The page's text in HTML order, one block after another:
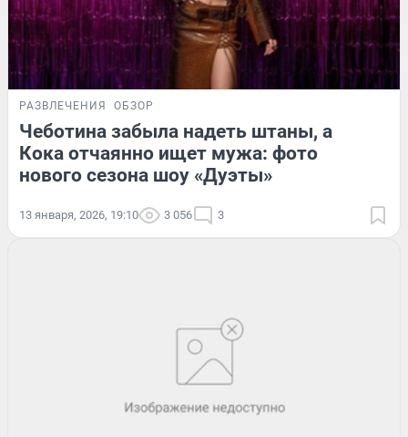
РАЗВЛЕЧЕНИЯ ОБЗОР
Чеботина забыла надеть штаны, а
Кока отчаянно ищет мужа: фото
нового сезона шоу «Дуэты»
13 января, 2026, 19:10 3 056 3